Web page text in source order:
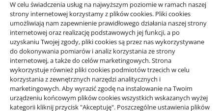
W celu świadczenia usług na najwyższym poziomie w ramach naszej
strony internetowej korzystamy z plików cookies. Pliki cookies
umożliwiają nam zapewnienie prawidłowego działania naszej strony
internetowej oraz realizację podstawowych jej funkcji, a po
uzyskaniu Twojej zgody, pliki cookies są przez nas wykorzystywane
do dokonywania pomiarów i analiz korzystania ze strony
internetowej, a także do celów marketingowych. Strona
wykorzystuje również pliki cookies podmiotów trzecich w celu
korzystania z zewnętrznych narzędzi analitycznych i
marketingowych. Aby wyrazić zgodę na instalowanie na Twoim
urządzeniu końcowym plików cookies wszystkich wskazanych wyżej
kategorii kliknij przycisk "Akceptuję". Poszczególne ustawienia plików
Czemu przed podróżą
kamperem warto zakupić różne
akcesoria
autor Redakcja WD 24/04/2024
Podróż kamperem dla niejednej osoby będzie